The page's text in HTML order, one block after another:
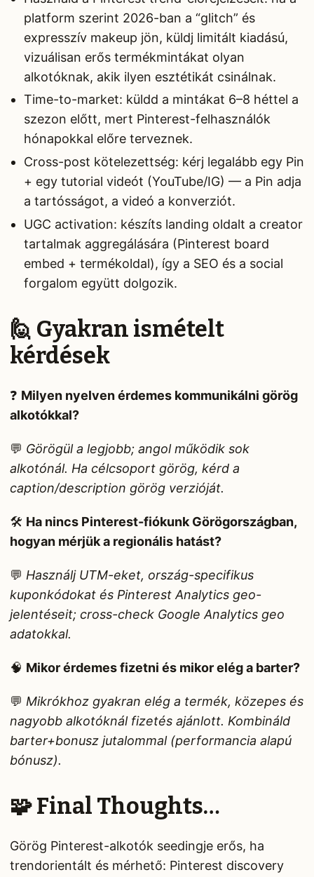
platform szerint 2026-ban a “glitch” és
expresszív makeup jön, küldj limitált kiadású,
vizuálisan erős termékmintákat olyan
alkotóknak, akik ilyen esztétikát csinálnak.
Time-to-market: küldd a mintákat 6–8 héttel a
szezon előtt, mert Pinterest-felhasználók
hónapokkal előre terveznek.
Cross-post kötelezettség: kérj legalább egy Pin
+ egy tutorial videót (YouTube/IG) — a Pin adja
a tartósságot, a videó a konverziót.
UGC activation: készíts landing oldalt a creator
tartalmak aggregálására (Pinterest board
embed + termékoldal), így a SEO és a social
forgalom együtt dolgozik.
🙋 Gyakran ismételt
kérdések
❓ Milyen nyelven érdemes kommunikálni görög
alkotókkal?
💬 Görögül a legjobb; angol működik sok
alkotónál. Ha célcsoport görög, kérd a
caption/description görög verzióját.
🛠️ Ha nincs Pinterest-fiókunk Görögországban,
hogyan mérjük a regionális hatást?
💬 Használj UTM-eket, ország-specifikus
kuponkódokat és Pinterest Analytics geo-
jelentéseit; cross-check Google Analytics geo
adatokkal.
🧠 Mikor érdemes fizetni és mikor elég a barter?
💬 Mikrókhoz gyakran elég a termék, közepes és
nagyobb alkotóknál fizetés ajánlott. Kombináld
barter+bonusz jutalommal (performancia alapú
bónusz).
🧩 Final Thoughts…
Görög Pinterest-alkotók seedingje erős, ha
trendorientált és mérhető: Pinterest discovery